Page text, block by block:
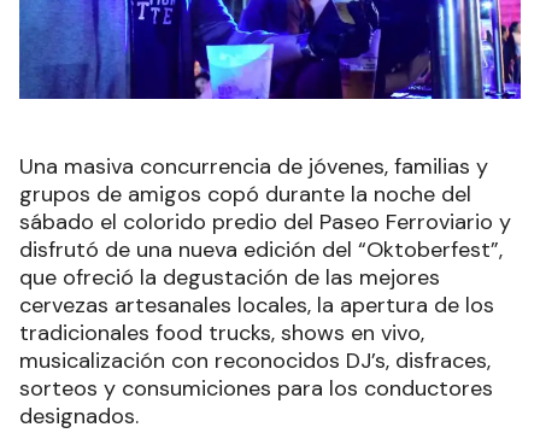
Una masiva concurrencia de jóvenes, familias y
grupos de amigos copó durante la noche del
sábado el colorido predio del Paseo Ferroviario y
disfrutó de una nueva edición del “Oktoberfest”,
que ofreció la degustación de las mejores
cervezas artesanales locales, la apertura de los
tradicionales food trucks, shows en vivo,
musicalización con reconocidos DJ’s, disfraces,
sorteos y consumiciones para los conductores
designados.